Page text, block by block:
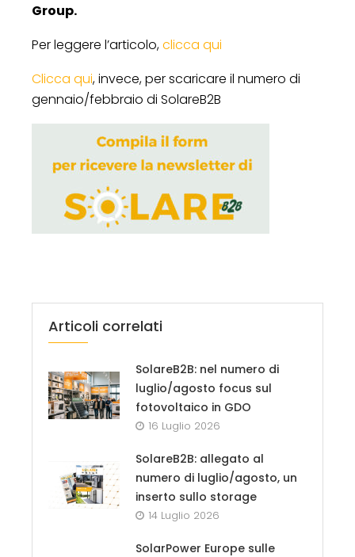
Group.
Per leggere l’articolo,clicca qui
Clicca qui, invece, per scaricare il numero di
gennaio/febbraio di SolareB2B
Articoli correlati
SolareB2B: nel numero di
luglio/agosto focus sul
fotovoltaico in GDO
16 Luglio 2026
SolareB2B: allegato al
numero di luglio/agosto, un
inserto sullo storage
14 Luglio 2026
SolarPower Europe sulle